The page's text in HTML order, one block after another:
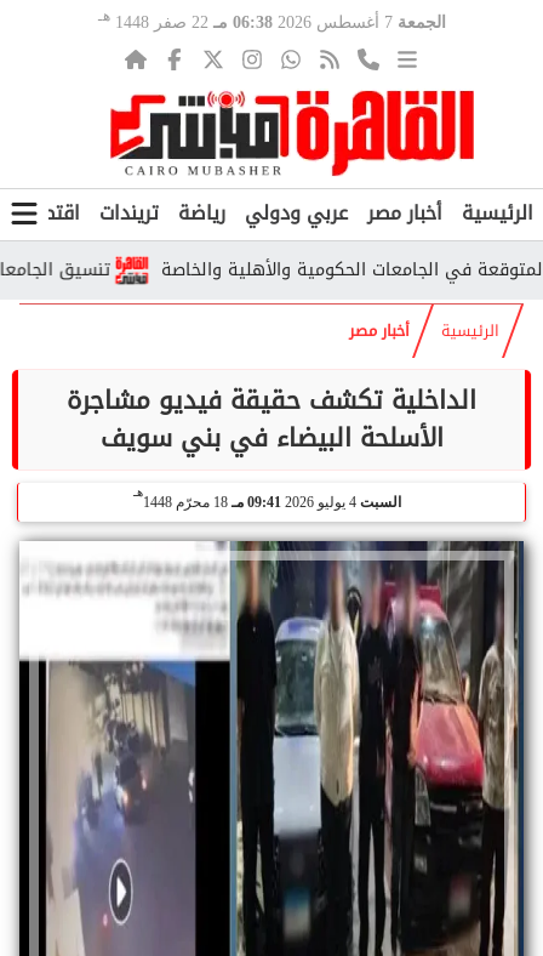
الجمعة 7 أغسطس 2026 06:38 مـ 22 صفر 1448 هـ
الرئيسية أخبار مصر عربي ودولي رياضة تريندات اقتصاد
تنسيق الجامعات الأهلية 2026.. الحدود الدنيا المتوقعة
الرئيسية أخبار مصر
الداخلية تكشف حقيقة فيديو مشاجرة
الأسلحة البيضاء في بني سويف
السبت 4 يوليو 2026 09:41 مـ 18 محرّم 1448
هـ